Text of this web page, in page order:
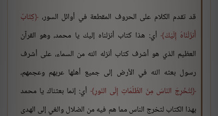
قد تقدم الكلام على الحروف المقطعة في أوائل السور، كِتَابٌ
أَنزَلْنَاهُ إِلَيْكَ
أي: هذا كتاب أنزلناه إليك يا محمد، وهو القرآن
العظيم الذي هو أشرف كتاب أنزله الله من السماء، على أشرف
رسول بعثه الله في الأرض إلى جميع أهلها عربهم وعجمهم،
لِتُخْرِجَ النّاسَ مِنَ الظّلُمَاتِ إِلَى النّورِ أي: إنما بعثناك يا محمد
بهذا الكتاب لتخرج الناس مما هم فيه من الضلال والغي إلى الهدى